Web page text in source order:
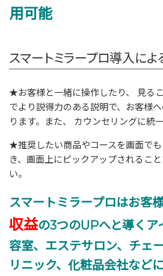
用可能
スマートミラープロ導入によ
★お客様と一緒に操作したり、 見る
でより説得力のある説明で、お客様
ります。また、 カウンセリングに統
★推奨したい商品やコースを画面で
き、画面上にピックアップされるこ
い。
スマートミラープロはお客
収益の3つのUPへと導くア
容室、エステサロン、チェ
リニック、化粧品会社など